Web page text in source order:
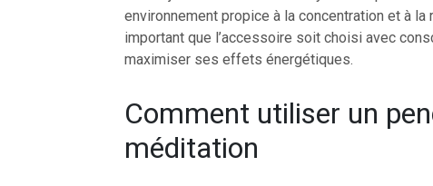
environnement propice à la concentration et à
important que l’accessoire soit choisi avec
maximiser ses effets énergétiques.
Comment utiliser un
méditation